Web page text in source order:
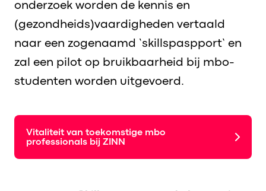
onderzoek worden de kennis en
(gezondheids)vaardig heden vertaald
naar een zogenaamd ‘skillspaspport’ en
zal een pilot op bruikbaarheid bij mbo-
studenten worden uitgevoerd .
Vitaliteit van toekomstige mbo
professionals bij ZINN